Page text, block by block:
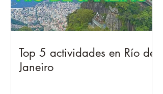
Top 5 actividades en Río de
Janeiro